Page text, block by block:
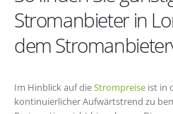
Stromanbieter in
dem
Im Hinblick auf dieStrompreise ist in
kontinuierlicher Aufwärtstrend zu